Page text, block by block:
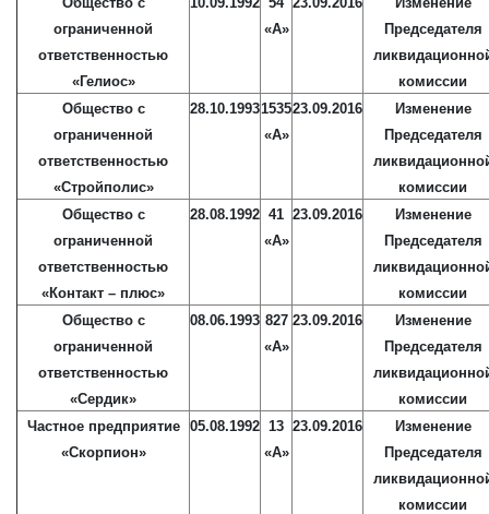
ограниченной
ответственностью
«Гелиос»
«А»
Председателя
комиссии
Общество с
ограниченной
ответственностью
«Стройполис»
28.10.19931535
«А»
23.09.2016
Изменение
Председателя
комиссии
Общество с
ограниченной
ответственностью
«Контакт – плюс»
28.08.1992 41
«А»
23.09.2016
Изменение
Председателя
комиссии
Общество с
ограниченной
ответственностью
«Сердик»
08.06.1993 827
«А»
23.09.2016
Изменение
Председателя
комиссии
Частное предприятие
«Скорпион»
05.08.1992 13
«А»
23.09.2016
Изменение
Председателя
комиссии